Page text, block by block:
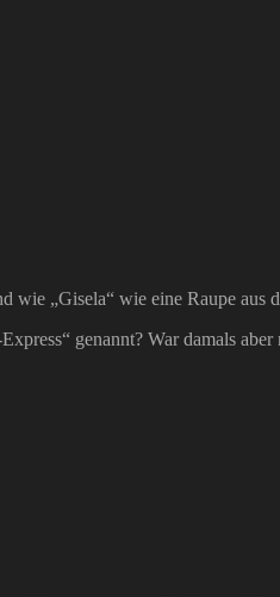
„Gisela“ wie eine Raupe aus
genannt? War damals